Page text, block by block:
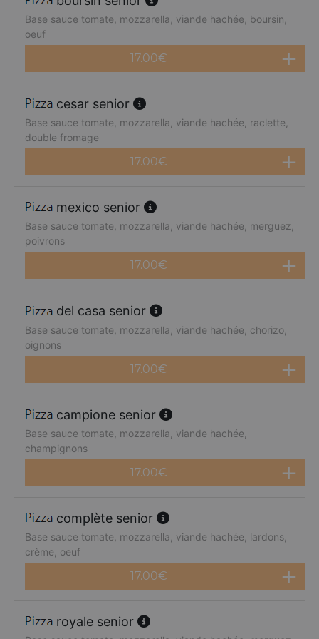
Base sauce tomate, mozzarella, viande hachée, boursin,
oeuf
17.00€
cesar senior
Base sauce tomate, mozzarella, viande hachée, raclette,
double fromage
17.00€
mexico senior
Base sauce tomate, mozzarella, viande hachée, merguez,
poivrons
17.00€
del casa senior
Base sauce tomate, mozzarella, viande hachée, chorizo,
oignons
17.00€
campione senior
Base sauce tomate, mozzarella, viande hachée,
champignons
17.00€
complète senior
Base sauce tomate, mozzarella, viande hachée, lardons,
crème, oeuf
17.00€
royale senior